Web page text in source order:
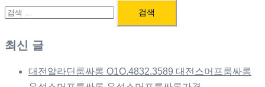
검
색:
최신 글
대전알라딘룸싸롱 O1O.4832.3589 대전스머프룸싸롱